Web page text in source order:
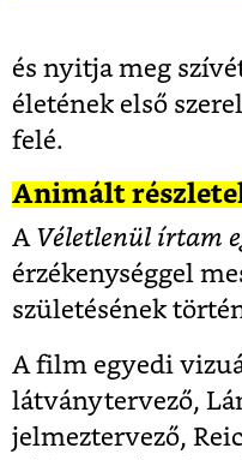
és nyitja meg
életének első
felé.
Animált
A Véletlenül írtam
érzékenységgel
születésének
A film egyedi
látványtervező,
jelmeztervező,